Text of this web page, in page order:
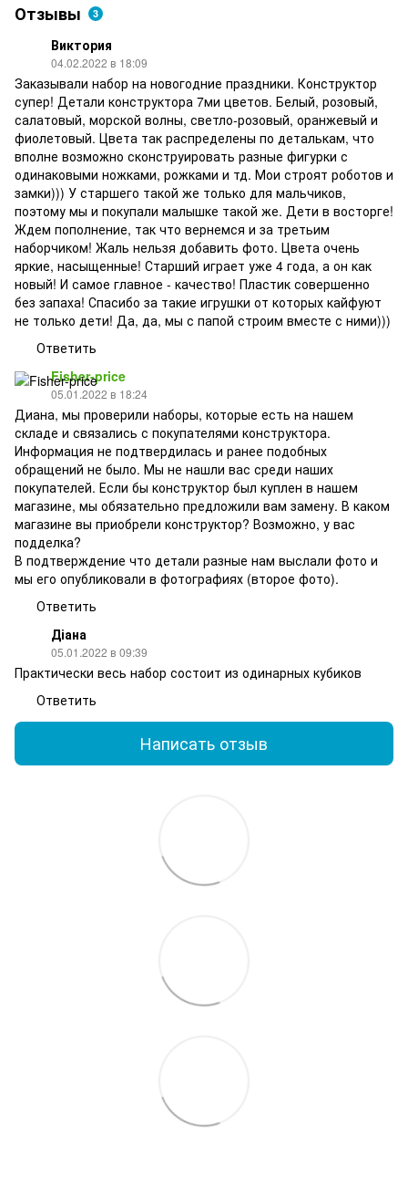
Отзывы 3
Виктория
04.02.2022 в 18:09
Заказывали набор на новогодние праздники. Конструктор
супер! Детали конструктора 7ми цветов. Белый, розовый,
салатовый, морской волны, светло-розовый, оранжевый и
фиолетовый. Цвета так распределены по деталькам, что
вполне возможно сконструировать разные фигурки с
одинаковыми ножками, рожками и тд. Мои строят роботов и
замки))) У старшего такой же только для мальчиков,
поэтому мы и покупали малышке такой же. Дети в восторге!
Ждем пополнение, так что вернемся и за третьим
наборчиком! Жаль нельзя добавить фото. Цвета очень
яркие, насыщенные! Старший играет уже 4 года, а он как
новый! И самое главное - качество! Пластик совершенно
без запаха! Спасибо за такие игрушки от которых кайфуют
не только дети! Да, да, мы с папой строим вместе с ними)))
Ответить
Fisher-price
05.01.2022 в 18:24
Диана, мы проверили наборы, которые есть на нашем
складе и связались с покупателями конструктора.
Информация не подтвердилась и ранее подобных
обращений не было. Мы не нашли вас среди наших
покупателей. Если бы конструктор был куплен в нашем
магазине, мы обязательно предложили вам замену. В каком
магазине вы приобрели конструктор? Возможно, у вас
подделка?
В подтверждение что детали разные нам выслали фото и
мы его опубликовали в фотографиях (второе фото).
Ответить
Діана
05.01.2022 в 09:39
Практически весь набор состоит из одинарных кубиков
Ответить
Написать отзыв